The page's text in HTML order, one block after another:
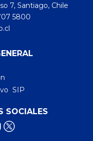
7, Santiago, Chile
5800
SIP
SOCIALES